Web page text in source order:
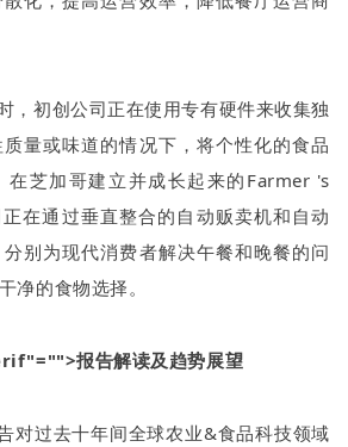
初创公司正在使用专有硬件来收集独
量或味道的情况下，将个性化的食品
在芝加哥建立并成长起来的 Farmer 's
在通过垂直整合的自动贩卖机和自动
别为现代消费者解决午餐和晚餐的问
净的食物选择。
报告解读及趋势展望
对过去十年间全球农业&食品科技领域